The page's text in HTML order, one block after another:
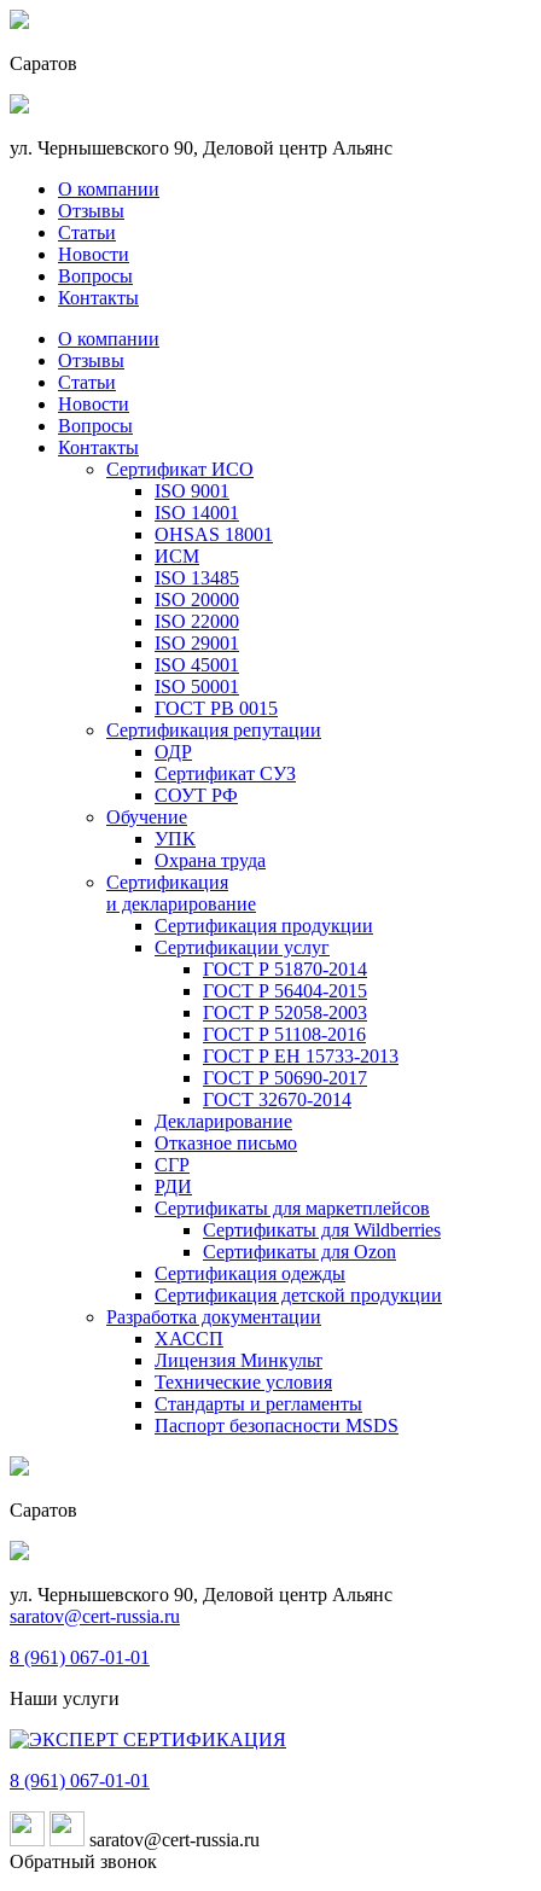
Саратов
ул. Чернышевского 90, Деловой центр Альянс
О компании
Отзывы
Статьи
Новости
Вопросы
Контакты
О компании
Отзывы
Статьи
Новости
Вопросы
Контакты
Сертификат ИСО
ISO 9001
ISO 14001
OHSAS 18001
ИСМ
ISO 13485
ISO 20000
ISO 22000
ISO 29001
ISO 45001
ISO 50001
ГОСТ РВ 0015
Сертификация репутации
ОДР
Сертификат СУЗ
СОУТ РФ
Обучение
УПК
Охрана труда
Сертификация
и декларирование
Сертификация продукции
Сертификации услуг
ГОСТ Р 51870-2014
ГОСТ Р 56404-2015
ГОСТ Р 52058-2003
ГОСТ Р 51108-2016
ГОСТ Р ЕН 15733-2013
ГОСТ Р 50690-2017
ГОСТ 32670-2014
Декларирование
Отказное письмо
СГР
РДИ
Сертификаты для маркетплейсов
Сертификаты для Wildberries
Сертификаты для Ozon
Сертификация одежды
Сертификация детской продукции
Разработка документации
ХАССП
Лицензия Минкульт
Технические условия
Стандарты и регламенты
Паспорт безопасности MSDS
Саратов
ул. Чернышевского 90, Деловой центр Альянс
saratov@cert-russia.ru
8 (961) 067-01-01
Наши услуги
8 (961) 067-01-01
saratov@cert-russia.ru
Обратный звонок